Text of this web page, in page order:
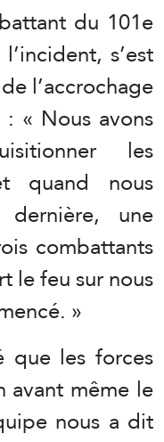
du 101e
s’est
l’accrochage
« Nous avons
les
quand nous
une
combattants
le feu sur nous
»
que les forces
avant même le
nous a dit